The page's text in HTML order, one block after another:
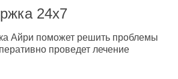
24x7
Айри поможет решить проблемы
проведет лечение